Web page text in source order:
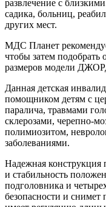
развлечение с
садика, больниц,
других мест.
МДС Планет
чтобы затем подобрать
размеров модели
Данная детская
помощником детям с
паралича, травмами
склерозами, черепно-
полимиозитом,
заболеваниями.
Надежная конструкция
и стабильность
подголовника и
безопасности и снимет